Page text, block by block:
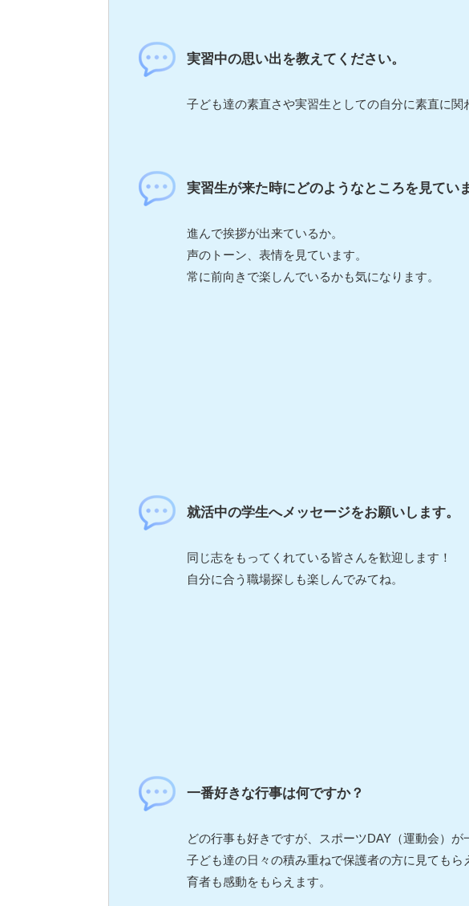
実習中の思い出を教えてください。
子ども達の素直さや実習生としての自分に素直に
実習生が来た時にどのようなところを見てい
進んで挨拶が出来ているか。
声のトーン、表情を見ています。
常に前向きで楽しんでいるかも気になります。
就活中の学生へメッセージをお願いします。
同じ志をもってくれている皆さんを歓迎します！
自分に合う職場探しも楽しんでみてね。
一番好きな行事は何ですか？
どの行事も好きですが、スポーツDAY（運動会）が
子ども達の日々の積み重ねで保護者の方に見ても
育者も感動をもらえます。